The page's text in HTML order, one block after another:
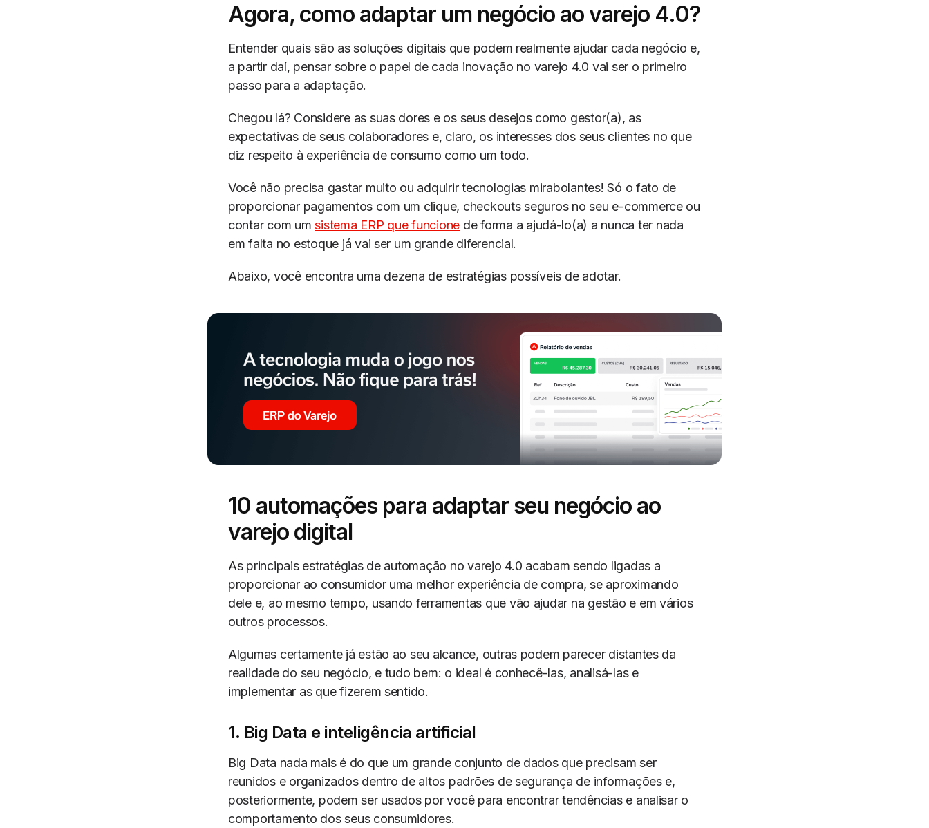
Agora, como adaptar um negócio ao varejo 4.0?
Entender quais são as soluções digitais que podem realmente ajudar cada negócio e,
a partir daí, pensar sobre o papel de cada inovação no varejo 4.0 vai ser o primeiro
passo para a adaptação.
Chegou lá? Considere as suas dores e os seus desejos como gestor(a), as
expectativas de seus colaboradores e, claro, os interesses dos seus clientes no que
diz respeito à experiência de consumo como um todo.
Você não precisa gastar muito ou adquirir tecnologias mirabolantes! Só o fato de
proporcionar pagamentos com um clique, checkouts seguros no seu e-commerce ou
contar com umsistema ERP que funcione de forma a ajudá-lo(a) a nunca ter nada
em falta no estoque já vai ser um grande diferencial.
Abaixo, você encontra uma dezena de estratégias possíveis de adotar.
10 automações para adaptar seu negócio ao
varejo digital
As principais estratégias de automação no varejo 4.0 acabam sendo ligadas a
proporcionar ao consumidor uma melhor experiência de compra, se aproximando
dele e, ao mesmo tempo, usando ferramentas que vão ajudar na gestão e em vários
outros processos.
Algumas certamente já estão ao seu alcance, outras podem parecer distantes da
realidade do seu negócio, e tudo bem: o ideal é conhecê-las, analisá-las e
implementar as que fizerem sentido.
1. Big Data e inteligência artificial
Big Data nada mais é do que um grande conjunto de dados que precisam ser
reunidos e organizados dentro de altos padrões de segurança de informações e,
posteriormente, podem ser usados por você para encontrar tendências e analisar o
comportamento dos seus consumidores.